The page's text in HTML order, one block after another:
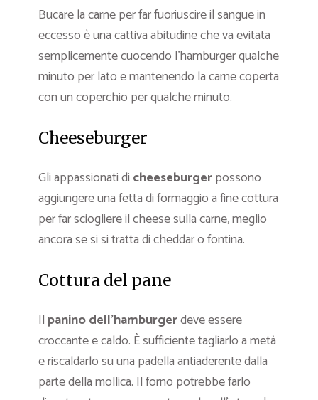
Bucare la carne per far fuoriuscire il sangue in
eccesso è una cattiva abitudine che va evitata
semplicemente cuocendo l’hamburger qualche
minuto per lato e mantenendo la carne coperta
con un coperchio per qualche minuto.
Cheeseburger
Gli appassionati di cheeseburgerpossono
aggiungere una fetta di formaggio a fine cottura
per far sciogliere il cheese sulla carne, meglio
ancora se si si tratta di cheddar o fontina.
Cottura del pane
Il panino dell’hamburgerdeve essere
croccante e caldo. È sufficiente tagliarlo a metà
e riscaldarlo su una padella antiaderente dalla
parte della mollica. Il forno potrebbe farlo